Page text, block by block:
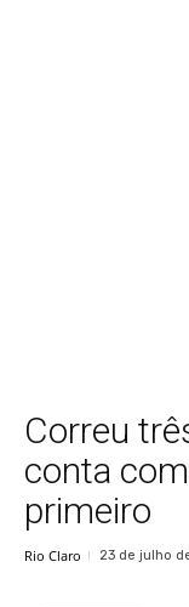
Correu
conta
primeiro
Rio Claro 23 de julho